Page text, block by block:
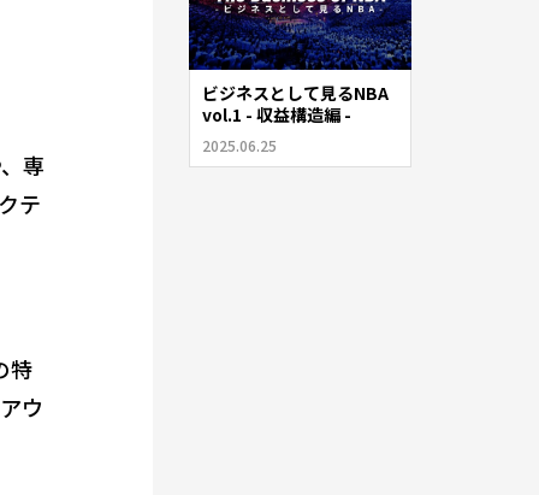
専
テ
特
ウ
ビジネスとして見るNBA
vol.1 - 収益構造編 -
2025.06.25